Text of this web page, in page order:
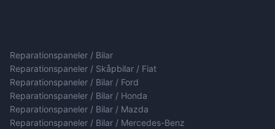
Reparationspaneler / Bilar
Reparationspaneler / Skåpbilar / Fiat
Reparationspaneler / Bilar / Ford
Reparationspaneler / Bilar / Honda
Reparationspaneler / Bilar / Mazda
Reparationspaneler / Bilar / Mercedes-Benz